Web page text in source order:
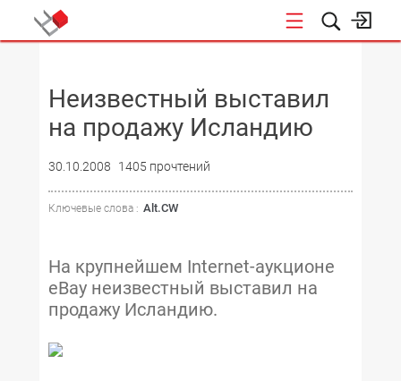
Неизвестный выставил
на продажу Исландию
30.10.2008 1405 прочтений
Ключевые слова : Alt.CW
На крупнейшем Internet-аукционе
eBay неизвестный выставил на
продажу Исландию.